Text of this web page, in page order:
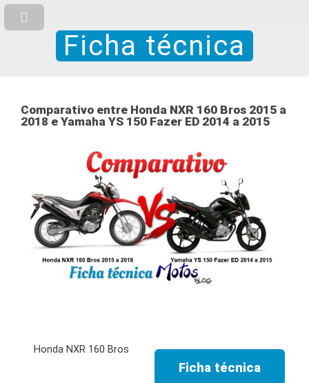
Ficha técnica
Comparativo entre Honda NXR 160 Bros 2015 a
2018 e Yamaha YS 150 Fazer ED 2014 a 2015
Ficha técnica